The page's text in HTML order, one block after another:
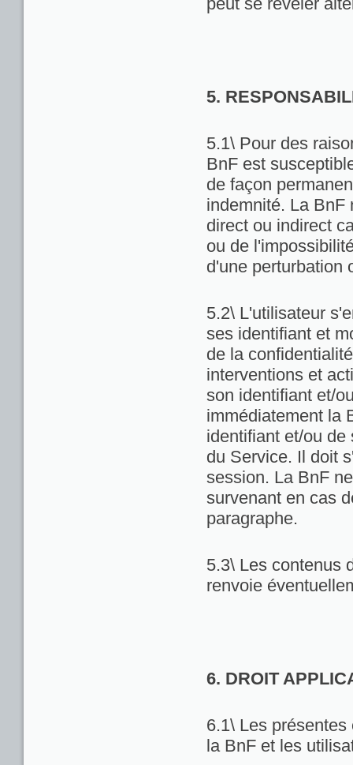
5.
5.1\ Pour des
BnF est
de façon
indemnité. La BnF
direct ou indirect
ou de
d'une perturbation
5.2\ L'utilisateur
ses identifiant et
de la
interventions et
son identifiant et/
immédiatement la
identifiant et/ou
du Service. Il doit
session. La BnF
survenant en cas
paragraphe.
5.3\ Les contenus
renvoie
6. DROIT
6.1\ Les
la BnF et les